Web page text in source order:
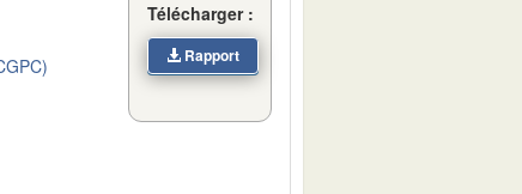
Télécharger :
Rapport